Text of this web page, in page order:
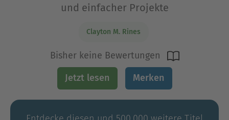
und einfacher Projekte
Clayton M. Rines
Bisher keine Bewertungen
Jetzt lesen Merken